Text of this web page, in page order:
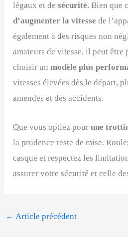
légaux et desécurité. Bien que
d’augmenter la vitessede
également à des risques non
amateurs de vitesse, il peut
choisir unmodèle plus
vitesses élevées dès le départ,
amendes et des accidents.
Que vous optiez pourune
la prudence reste de mise.
casque et respectez les
assurer votre sécurité et celle
← Article précédent